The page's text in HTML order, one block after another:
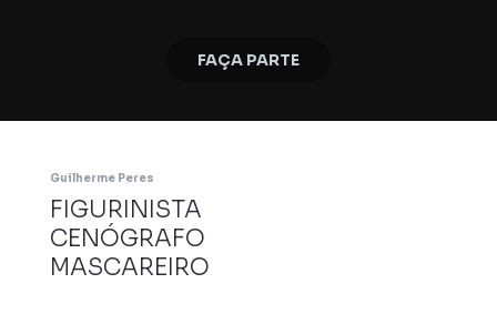
FAÇA PARTE
Guilherme Peres
FIGURINISTA
CENÓGRAFO
MASCAREIRO